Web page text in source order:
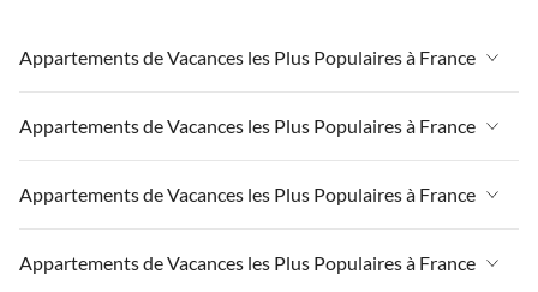
Appartements de Vacances les Plus Populaires à France
Appartements de Vacances à France
Appartements de Vacances à Paris-Ile de France
Appartements de Vacances à Paris
Appartements de Vacances les Plus Populaires à France
Appartements de Vacances à France
Appartements de Vacances à Paris-Ile de France
Appartements de Vacances à Paris
Appartements de Vacances les Plus Populaires à France
Appartements de Vacances à France
Appartements de Vacances les Plus Populaires à France